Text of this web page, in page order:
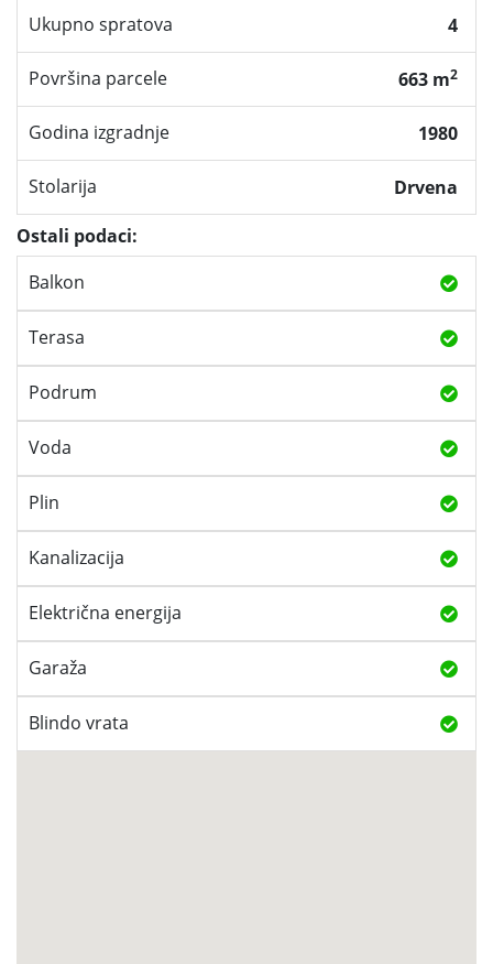
Ukupno spratova 4
Površina parcele 663 m2
Godina izgradnje 1980
Stolarija
Drvena
Ostali podaci:
Balkon
Terasa
Podrum
Voda
Plin
Kanalizacija
Električna energija
Garaža
Blindo vrata